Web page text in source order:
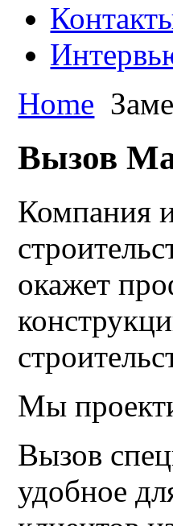
Home
Вызов
Компания
окажет
Мы
Вызов
удобное